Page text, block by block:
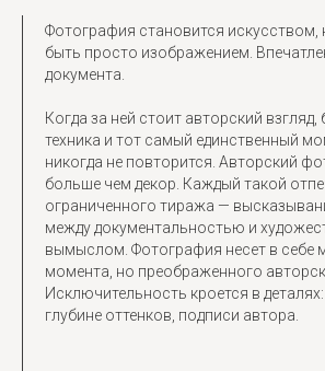
Фотография становится искусством,
быть просто изображением.
документа.
Когда за ней стоит авторский взгляд,
техника и тот самый единственный
никогда не повторится. Авторский
больше чем декор. Каждый такой
ограниченного тиража —
между документальностью и
вымыслом. Фотография несет в себе
момента, но преображенного
Исключительность кроется в деталях:
глубине оттенков, подписи автора.